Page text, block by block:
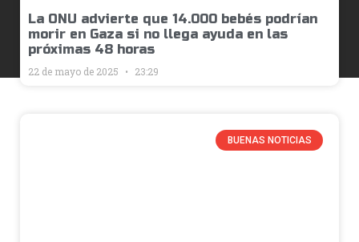
La ONU advierte que 14.000 bebés podrían
morir en Gaza si no llega ayuda en las
próximas 48 horas
22 de mayo de 2025 23:29
BUENAS NOTICIAS